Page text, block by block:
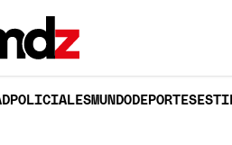
POLICIALESMUNDODEPORTES